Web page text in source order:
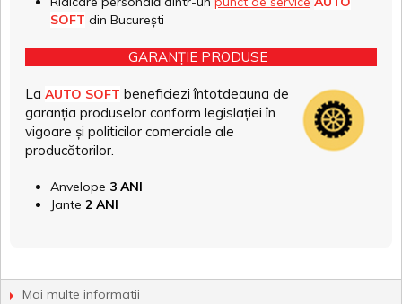
SOFT din București
GARANȚIE PRODUSE
La AUTO SOFT beneficiezi întotdeauna de
garanția produselor conform legislației în
vigoare și politicilor comerciale ale
producătorilor.
Anvelope 3 ANI
Jante 2 ANI
Mai multe informatii